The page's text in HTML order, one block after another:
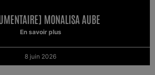
MONALISA AUBE
En savoir plus
8 juin 2026